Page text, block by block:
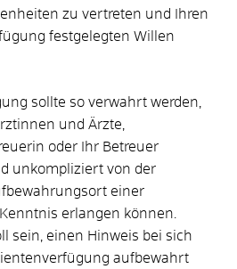
zu vertreten und Ihren
festgelegten Willen
sollte so verwahrt werden,
und Ärzte,
oder Ihr Betreuer
unkompliziert von der
einer
erlangen können.
sein, einen Hinweis bei sich
aufbewahrt